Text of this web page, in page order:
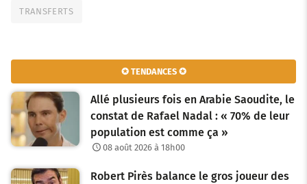
TRANSFERTS
✪ TENDANCES ✪
Allé plusieurs fois en Arabie Saoudite, le
constat de Rafael Nadal : « 70% de leur
population est comme ça »
08 août 2026 à 18h00
Robert Pirès balance le gros joueur des